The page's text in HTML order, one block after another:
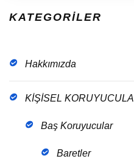
KATEGORİLER
Hakkımızda
KİŞİSEL
Baş Koruyucular
Baretler